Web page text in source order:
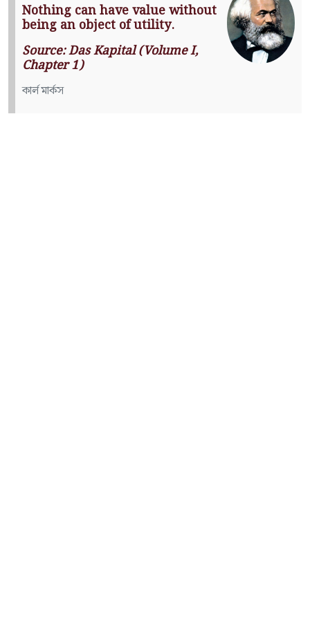
Nothing can have value without
being an object of utility.
Source: Das Kapital (Volume I,
Chapter 1)
কার্ল মার্কস